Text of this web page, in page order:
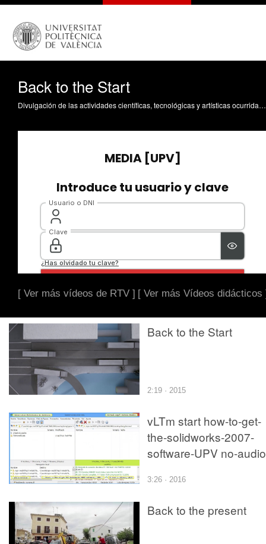
Back to the Start
Divulgación de las actividades científicas, tecnológicas y artísticas ocurridas en los tres campus de la UPV
[ Ver más vídeos de RTV ] [ Ver más Vídeos didácticos
Back to the Start
2:19 · 2015
vLTm start how-to-get-
the-solidworks-2007-
software-UPV no-audio
3:26 · 2016
Back to the present